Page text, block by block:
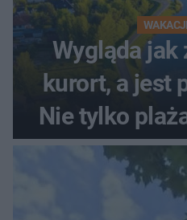
Wygląda jak
kurort, a jest
Nie tylko